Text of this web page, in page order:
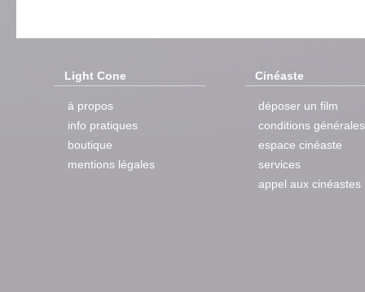
Light Cone
à propos
info pratiques
boutique
mentions légales
Cinéaste
déposer un film
conditions générales
espace cinéaste
services
appel aux cinéastes